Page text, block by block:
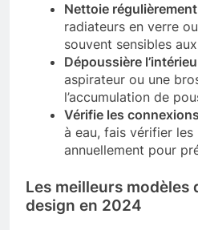
Nettoie
radiateurs en verre
souvent sensibles
Dépoussière
aspirateur ou une
l’accumulation de
Vérifie les connexions
à eau, fais vérifier
annuellement pour
Les meilleurs modèles
design en 2024